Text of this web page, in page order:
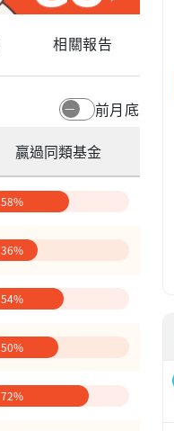
相關報告
前月底
贏過同類基金
58%
36%
54%
50%
72%